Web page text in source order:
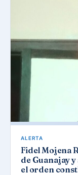
ALERTA
Fidel Mojena
de Guanajay
el orden